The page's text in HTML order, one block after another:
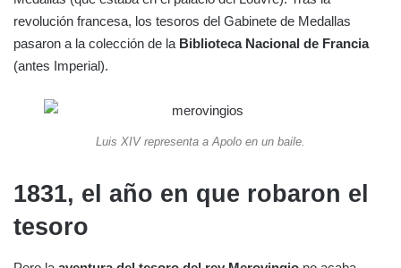
revolución francesa, los tesoros del Gabinete de Medallas
pasaron a la colección de la Biblioteca Nacional de Francia
(antes Imperial).
Luis XIV representa a Apolo en un baile.
1831, el año en que robaron el
tesoro